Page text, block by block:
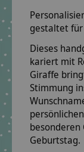
gestaltet für
Dieses
kariert mit
Giraffe
Stimmung
besonderen
Geburtstag.